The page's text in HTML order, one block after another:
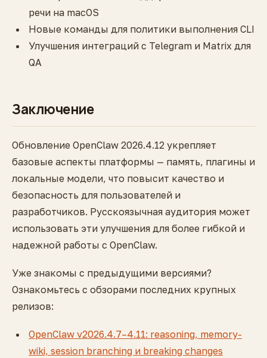
речи на macOS
Новые команды для политики выполнения CLI
Улучшения интеграций с Telegram и Matrix для
QA
Заключение
Обновление OpenClaw 2026.4.12 укрепляет
базовые аспекты платформы — память, плагины и
локальные модели, что повысит качество и
безопасность для пользователей и
разработчиков. Русскоязычная аудитория может
использовать эти улучшения для более гибкой и
надежной работы с OpenClaw.
Уже знакомы с предыдущими версиями?
Ознакомьтесь с обзорами последних крупных
релизов:
OpenClaw v2026.4.7–4.11: reasoning, memory-
wiki, session branching и breaking changes